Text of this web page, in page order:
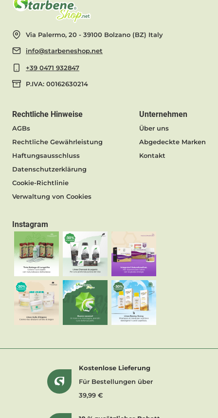
Via Palermo, 20 - 39100 Bolzano (BZ) Italy
info@starbeneshop.net
+39 0471 932847
P.IVA: 00162630214
Rechtliche Hinweise
AGBs
Rechtliche Gewährleistung
Haftungsausschluss
Datenschutzerklärung
Cookie-Richtlinie
Verwaltung von Cookies
Unternehmen
Über uns
Abgedeckte Marken
Kontakt
Instagram
Kostenlose Lieferung
Für Bestellungen über
39,99 €